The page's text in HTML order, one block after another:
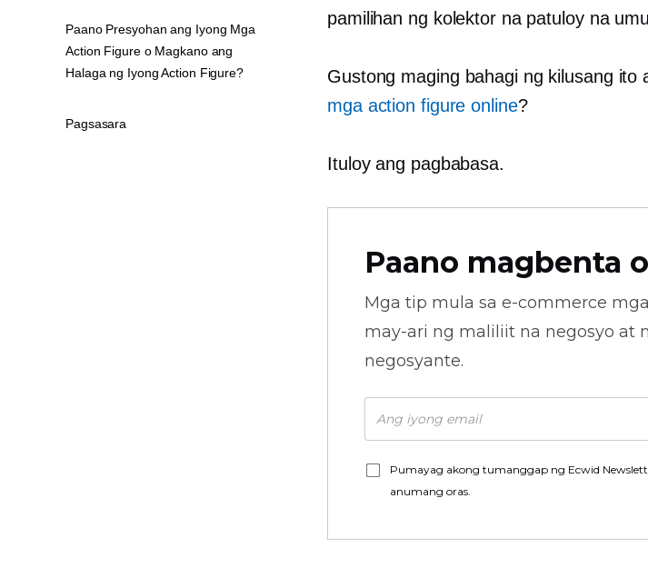
pamilihan ng kolektor na patuloy na
Gustong maging bahagi ng kilusang ito
mga action figure online?
Ituloy ang pagbabasa.
Paano magbenta
Mga tip mula sa e-commerce
may-ari ng maliliit na negosyo at
negosyante.
Pumayag akong tumanggap ng Ecwid
anumang oras.
Paano Presyohan ang Iyong Mga
Action Figure o Magkano ang
Halaga ng Iyong Action Figure?
Pagsasara